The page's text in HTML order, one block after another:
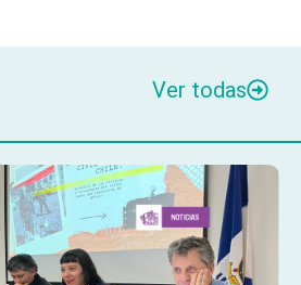
Ver todas